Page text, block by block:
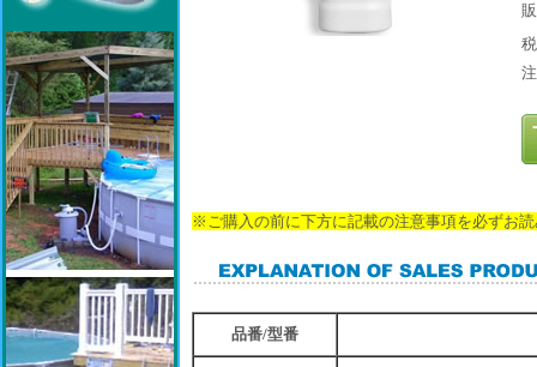
※ご購入の前に下方に記載の注意事項を必ずお
品番/型番